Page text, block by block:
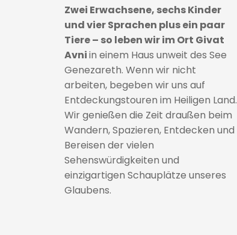
Zwei Erwachsene, sechs Kinder
und vier Sprachen plus ein paar
Tiere – so leben wir im Ort Givat
Avniin einem Haus unweit des See
Genezareth. Wenn wir nicht
arbeiten, begeben wir uns auf
Entdeckungstouren im Heiligen Land.
Wir genießen die Zeit draußen beim
Wandern, Spazieren, Entdecken und
Bereisen der vielen
Sehenswürdigkeiten und
einzigartigen Schauplätze unseres
Glaubens.